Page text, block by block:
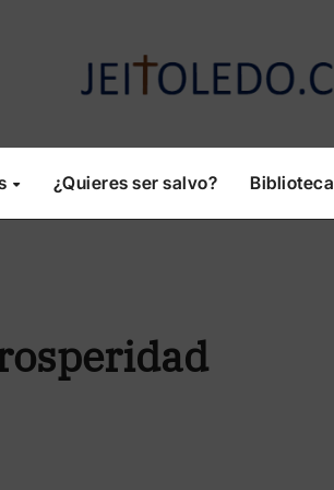
¿Quieres ser salvo? Biblioteca